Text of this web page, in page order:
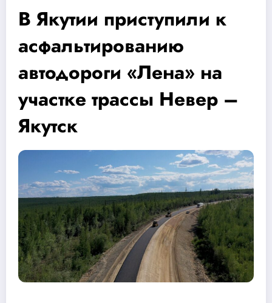
В Якутии приступили к
асфальтированию
автодороги «Лена» на
участке трассы Невер –
Якутск